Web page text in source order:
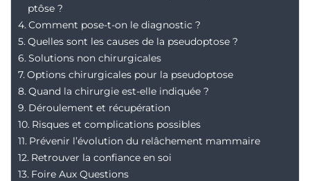
ptôse ?
Comment pose-t-on le diagnostic ?
Quelles sont les causes de la pseudoptose ?
Solutions non chirurgicales
Options chirurgicales pour la pseudoptose
Quand la chirurgie est-elle indiquée ?
Déroulement et récupération
Risques et complications possibles
Prévenir l’évolution du relâchement mammaire
Retrouver la confiance en soi
Foire Aux Questions